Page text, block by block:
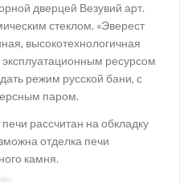
дверцей Везувий арт.
стеклом. «Эверест
высокотехнологичная
ресурсом
режим русской бани, с
паром.
рассчитан на обкладку
отделка печи
камня.